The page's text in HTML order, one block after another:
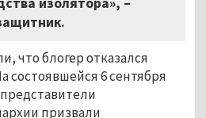
что блогер отказался
состоявшейся 6 сентября
призвали